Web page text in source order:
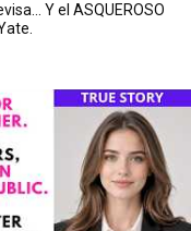
Y el ASQUEROSO